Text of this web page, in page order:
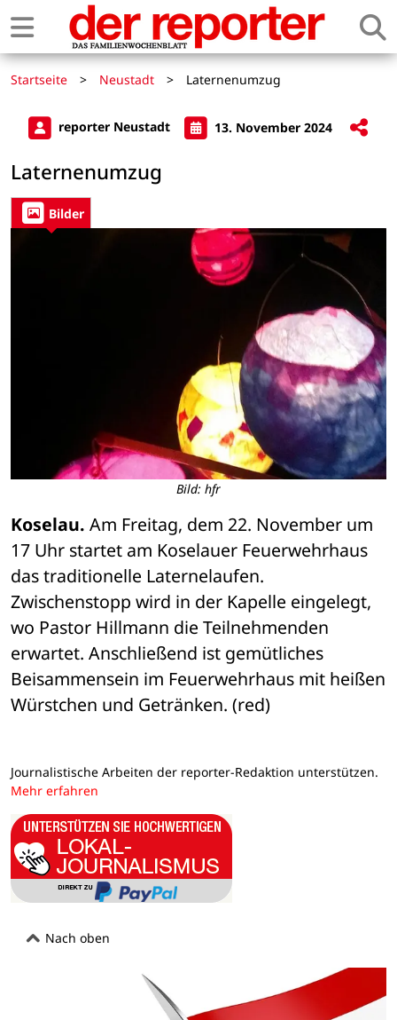
Startseite > Neustadt > Laternenumzug
reporter Neustadt 13. November 2024
Laternenumzug
Bilder
Bild: hfr
Koselau. Am Freitag, dem 22. November um
17 Uhr startet am Koselauer Feuerwehrhaus
das traditionelle Laternelaufen.
Zwischenstopp wird in der Kapelle eingelegt,
wo Pastor Hillmann die Teilnehmenden
erwartet. Anschließend ist gemütliches
Beisammensein im Feuerwehrhaus mit heißen
Würstchen und Getränken. (red)
Journalistische Arbeiten der reporter-Redaktion unterstützen.
Mehr erfahren
Nach oben